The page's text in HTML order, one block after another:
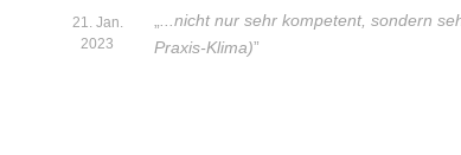
21. Jan.
2023
„...nicht nur sehr kompetent, sondern
Praxis-Klima)”